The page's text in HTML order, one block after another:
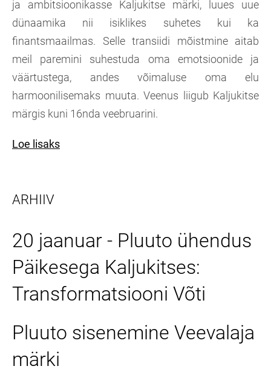
ja ambitsioonikasse Kaljukitse märki, luues uue
dünaamika nii isiklikes suhetes kui ka
finantsmaailmas. Selle transiidi mõistmine aitab
meil paremini suhestuda oma emotsioonide ja
väärtustega, andes võimaluse oma elu
harmoonilisemaks muuta. Veenus liigub Kaljukitse
märgis kuni 16nda veebruarini.
Loe lisaks
ARHIIV
20 jaanuar - Pluuto ühendus
Päikesega Kaljukitses:
Transformatsiooni Võti
Pluuto sisenemine Veevalaja
märki